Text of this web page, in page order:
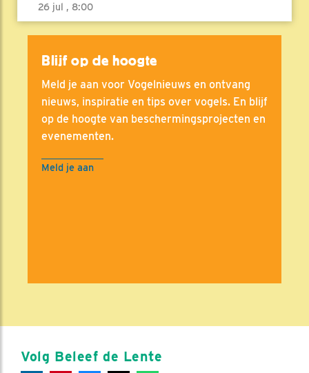
26 jul , 8:00
Blijf op de hoogte
Meld je aan voor Vogelnieuws en ontvang
nieuws, inspiratie en tips over vogels. En blijf
op de hoogte van beschermingsprojecten en
evenementen.
Meld je aan
Volg Beleef de Lente